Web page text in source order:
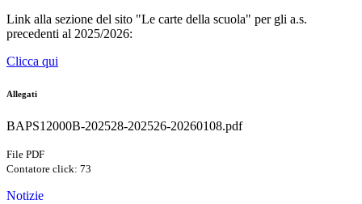
Link alla sezione del sito "Le carte della scuola" per gli a.s.
precedenti al 2025/2026:
Clicca qui
Allegati
BAPS12000B-202528-202526-20260108.pdf
File PDF
Contatore click: 73
Notizie